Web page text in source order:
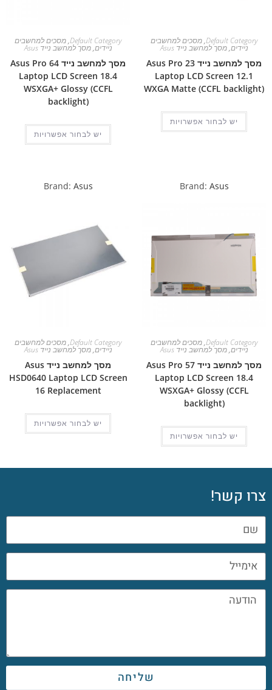
Default Category
,מסכים למחשבים
ניידים,מסך למחשב נייד Asus
מסך למחשב נייד Asus Pro 23
Laptop LCD Screen 12.1
WXGA Matte (CCFL backlight)
יש לבחור אפשרויות
Default Category
,מסכים למחשבים
ניידים,מסך למחשב נייד Asus
מסך למחשב נייד Asus Pro 64
Laptop LCD Screen 18.4
WSXGA+ Glossy (CCFL
backlight)
יש לבחור אפשרויות
Brand: Asus
Default Category
,מסכים למחשבים
ניידים,מסך למחשב נייד Asus
מסך למחשב נייד Asus Pro 57
Laptop LCD Screen 18.4
WSXGA+ Glossy (CCFL
backlight)
יש לבחור אפשרויות
Brand: Asus
Default Category
,מסכים למחשבים
ניידים,מסך למחשב נייד Asus
מסך למחשב נייד Asus
HSD0640 Laptop LCD Screen
16 Replacement
יש לבחור אפשרויות
צרו קשר!
שליחה